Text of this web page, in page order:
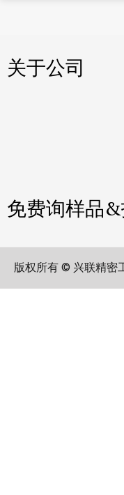
关于公司
免费询样品
版权所有 © 兴联精密